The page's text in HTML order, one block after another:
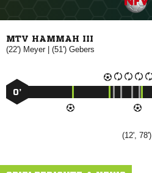
MTV HAMMAH III
(22') | (51') 
0’
(12', 78')